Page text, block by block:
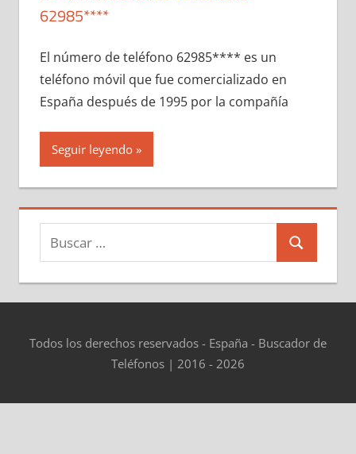
62985****
El número dе teléfono 62985**** es un
teléfono móvil quе fue comercializado en
España después dе 1995 pοr la compañía
Seguir leyendo
Buscar:
Buscar
Todos los derechos reservados - España - Buscador de
Teléfonos | 2016 - 2026